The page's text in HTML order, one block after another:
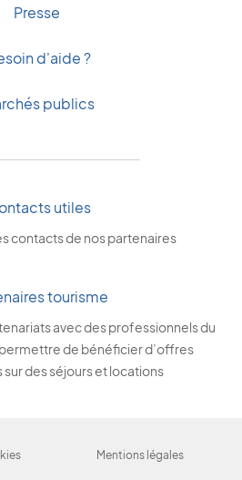
Presse
d'aide ?
publics
utiles
contacts de nos partenaires
tourisme
avec des professionnels du
de bénéficier d’offres
des séjours et locations
Mentions légales